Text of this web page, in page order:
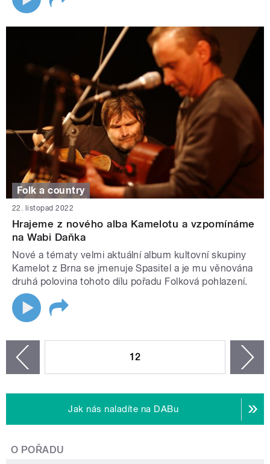
Folk a country
22. listopad 2022
Hrajeme z nového alba Kamelotu a vzpomínáme
na Wabi Daňka
Nové a tématy velmi aktuální album kultovní skupiny
Kamelot z Brna se jmenuje Spasitel a je mu věnována
druhá polovina tohoto dílu pořadu Folková pohlazení.
12
Jak nás naladíte na DABu
O POŘADU